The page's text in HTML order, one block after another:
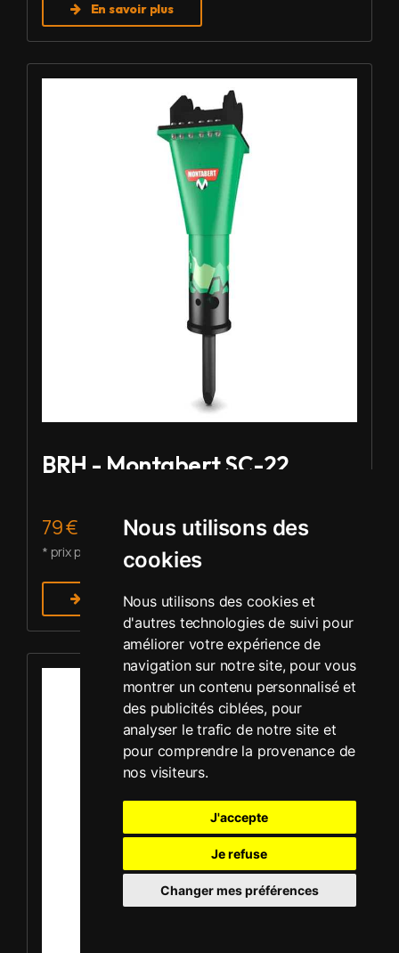
Nous utilisons des
cookies
Nous utilisons des cookies et
d'autres technologies de suivi pour
améliorer votre expérience de
navigation sur notre site, pour vous
montrer un contenu personnalisé et
des publicités ciblées, pour
analyser le trafic de notre site et
pour comprendre la provenance de
nos visiteurs.
J'accepte
Je refuse
Changer mes préférences
En savoir plus
BRH - Montabert SC-22
79 € HT/j.
* prix pour 2 à 5 j de location
En savoir plus
Louer BRH - Montabert SC-22
Louer Plaque vibrante - Mikasa MVC-F60R